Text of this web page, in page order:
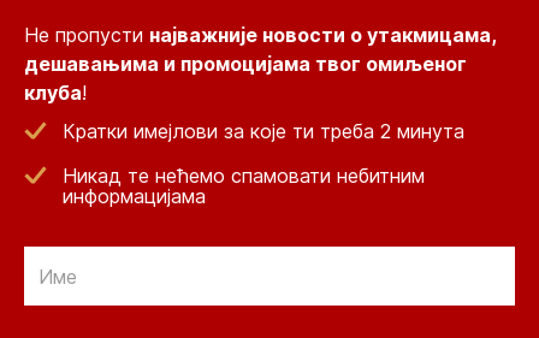
Не пропусти најважније новости о утакмицама,
дешавањима и промоцијама твог омиљеног
клуба!
Кратки имејлови за које ти треба 2 минута
Никад те нећемо спамовати небитним
информацијама